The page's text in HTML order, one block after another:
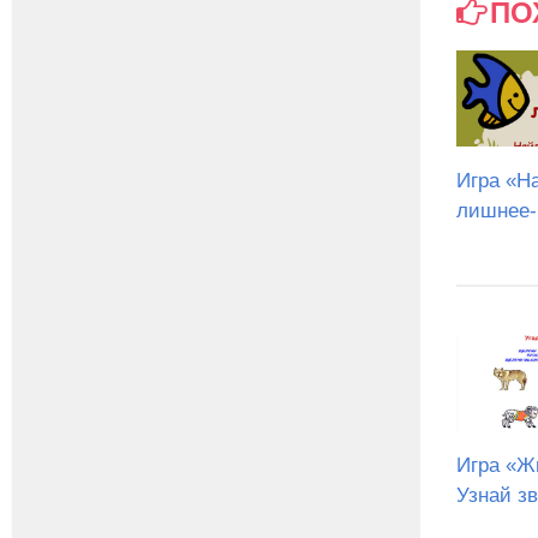
Игра
Игра
Узнай